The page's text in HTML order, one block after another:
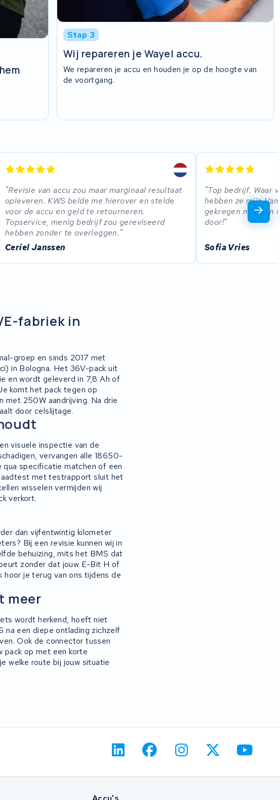
Stap 3
Wij repareren je Wayel accu.
We repareren je accu en houden je op de hoogte van
de voortgang.
Revisie van accu zou maar marginaal resultaat
opleveren. KWS belde me hierover en stelde
voor de accu en geld te retourneren.
Topservice, menig bedrijf zou gereviseerd
hebben zonder te overleggen.
Ceriel Janssen
Top bedrijf. Waar
hebben ze mijn
gekregen met een
door!
Sofia Vries
fabriek in
groep en sinds 2017 met
in Bologna. Het 36V-pack uit
en wordt geleverd in 7,8 Ah of
komt het pack tegen op
250W aandrijving. Na drie
door celslijtage.
visuele inspectie van de
vervangen alle 18650-
specificatie matchen of een
met testrapport sluit het
wisselen vermijden wij
verkort.
dan vijfentwintig kilometer
Bij een revisie kunnen wij in
behuizing, mits het BMS dat
zonder dat jouw E-Bit H of
je terug van ons tijdens de
meer
wordt herkend, hoeft niet
na een diepe ontlading zichzelf
Ook de connector tussen
pack op met een korte
welke route bij jouw situatie